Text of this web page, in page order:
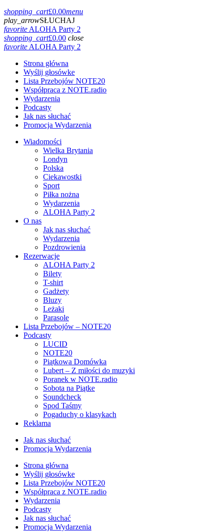
shopping_cart£0.00menu
play_arrowSŁUCHAJ
favoriteALOHA Party 2
shopping_cart£0.00 close
favoriteALOHA Party 2
Strona główna
Wyślij głosówke
Lista Przebojów NOTE20
Współpraca z NOTE.radio
Wydarzenia
Podcasty
Jak nas słuchać
Promocja Wydarzenia
Wiadomości
Wielka Brytania
Londyn
Polska
Ciekawostki
Sport
Piłka nożna
Wydarzenia
ALOHA Party 2
O nas
Jak nas słuchać
Wydarzenia
Pozdrowienia
Rezerwacje
ALOHA Party 2
Bilety
T-shirt
Gadżety
Bluzy
Leżaki
Parasole
Lista Przebojów – NOTE20
Podcasty
LUCID
NOTE20
Piątkowa Domówka
Lubert – Z miłości do muzyki
Poranek w NOTE.radio
Sobota na Piątke
Soundcheck
Spod Taśmy
Pogaduchy o klasykach
Reklama
Jak nas słuchać
Promocja Wydarzenia
Strona główna
Wyślij głosówke
Lista Przebojów NOTE20
Współpraca z NOTE.radio
Wydarzenia
Podcasty
Jak nas słuchać
Promocja Wydarzenia